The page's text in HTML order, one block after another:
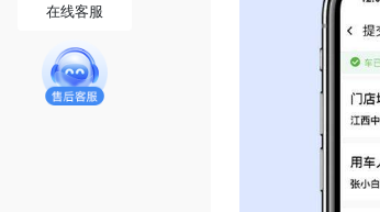
在线客服